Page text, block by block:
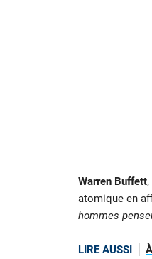
Warren Buffett,
atomiqueen
hommes
LIRE AUSSI